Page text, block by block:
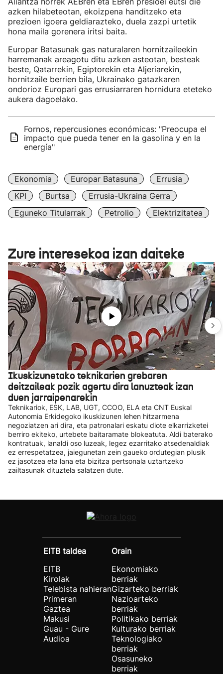
azken hilabeteotan, ekoizpena handitzeko eta
prezioen igoera geldiarazteko, duela zazpi urtetik
hona maila gorenera iritsi baita.
Europar Batasunak gas naturalaren hornitzaileekin
harremanak areagotu ditu azken asteotan, besteak
beste, Qatarrekin, Egiptorekin eta Aljeriarekin,
hornitzaile berrien bila, Ukrainako gatazkaren
ondorioz Europari gas errusiarraren hornidura eteteko
aukera dagoelako.
Fornos, repercusiones económicas: "Preocupa el
impacto que pueda tener en la gasolina y en la
energía"
Ekonomia Europar Batasuna
Errusia
KPI
Burtsa
Errusia-Ukraina Gerra
Eguneko Titularrak
Petrolio Elektrizitatea
Zure interesekoa izan daiteke
Ikuskizunetako teknikarien grebaren
deitzaileak pozik agertu dira lanuzteak izan
duen jarraipenarekin
Teknikariok, ESK, LAB, UGT, CCOO, ELA eta CNT Euskal
Autonomia Erkidegoko ikuskizunen lehen hitzarmena
negoziatzen ari dira, eta patronalari eskatu diote elkarrizketei
berriro ekiteko, urtebete baitaramate blokeatuta. Aldi baterako
kontratuak, lanaldi oso luzeak, legez ezarritako atsedenaldiak
ez errespetatzea, jaiegunetan zein gaueko ordutegian plusik
ez jasotzea eta lana eta bizitza pertsonala uztartzeko
zailtasunak dituztela salatzen dute.
EITB taldea
EITB
Kirolak
Telebista nahieran
Primeran
Gaztea
Makusi
Guau - Gure
Audioa
Orain
Ekonomiako
berriak
Gizarteko berriak
Nazioarteko
berriak
Politikako berriak
Kulturako berriak
Teknologiako
berriak
Osasuneko
berriak